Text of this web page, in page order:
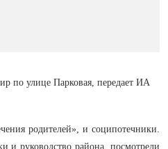
по улице Парковая, передает ИА
родителей», и соципотечники.
и руководство района, посмотрели